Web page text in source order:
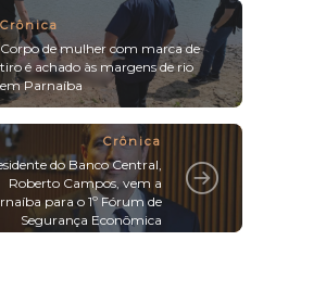
Crônica
Corpo de mulher com marca de
tiro é achado às margens de rio
em Parnaíba
Crônica
do Banco Central,
Roberto Campos, vem a
para o 1º Fórum de
Segurança Econômica